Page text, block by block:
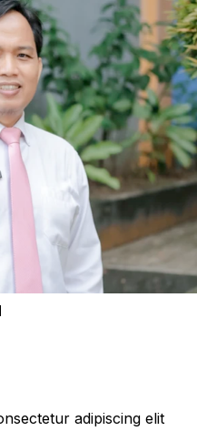
adipiscing elit